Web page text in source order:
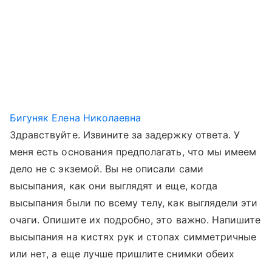
Бигуняк Елена Николаевна
Здравствуйте. Извините за задержку ответа. У
меня есть основания предполагать, что мы имеем
дело не с экземой. Вы не описали сами
высыпания, как они выглядят и еще, когда
высыпания были по всему телу, как выглядели эти
очаги. Опишите их подробно, это важно. Напишите
высыпания на кистях рук и стопах симметричные
или нет, а еще лучше пришлите снимки обеих